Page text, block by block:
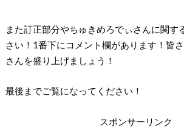
また訂正部分やちゅきめろでぃさんに関す
さい！1番下にコメント欄があります！皆
さんを盛り上げましょう！
最後までご覧になってください！
スポンサーリンク